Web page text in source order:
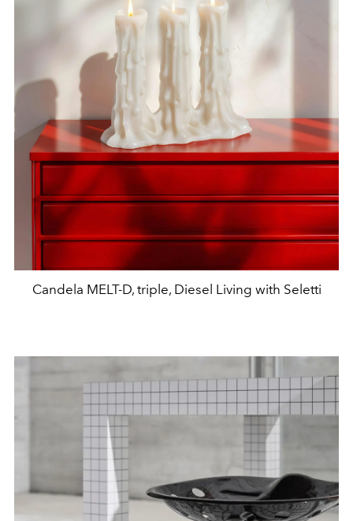
Candela MELT-D, triple, Diesel Living with Seletti